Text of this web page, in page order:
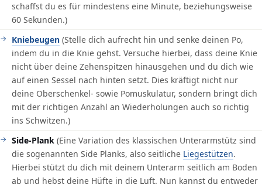
schaffst du es für mindestens eine Minute, beziehungsweise
60 Sekunden.)
Kniebeugen (Stelle dich aufrecht hin und senke deinen Po,
indem du in die Knie gehst. Versuche hierbei, dass deine Knie
nicht über deine Zehenspitzen hinausgehen und du dich wie
auf einen Sessel nach hinten setzt. Dies kräftigt nicht nur
deine Oberschenkel- sowie Pomuskulatur, sondern bringt dich
mit der richtigen Anzahl an Wiederholungen auch so richtig
ins Schwitzen.)
Side-Plank (Eine Variation des klassischen Unterarmstütz sind
die sogenannten Side Planks, also seitliche Liegestützen.
Hierbei stützt du dich mit deinem Unterarm seitlich am Boden
ab und hebst deine Hüfte in die Luft. Nun kannst du entweder